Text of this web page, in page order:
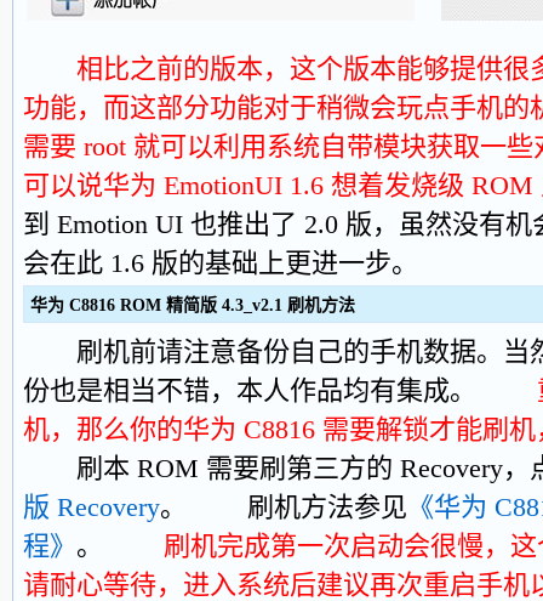
相比之前的版本，这个版本能够提供很
功能，而这部分功能对于稍微会玩点手机的
需要 root 就可以利用系统自带模块获取一
可以说华为 EmotionUI 1.6 想着发烧级
到 Emotion UI 也推出了 2.0 版，虽然没有
会在此 1.6 版的基础上更进一步。
华为 C8816 ROM 精简版 4.3_v2.1 刷机方法
刷机前请注意备份自己的手机数据。当
份也是相当不错，本人作品均有集成。
机，那么你的华为 C8816 需要解锁才能刷机
刷本 ROM 需要刷第三方的 Recovery，
版 Recovery。 刷机方法参见 《华为
程》 。 刷机完成第一次启动会很慢，
请耐心等待，进入系统后建议再次重启手机